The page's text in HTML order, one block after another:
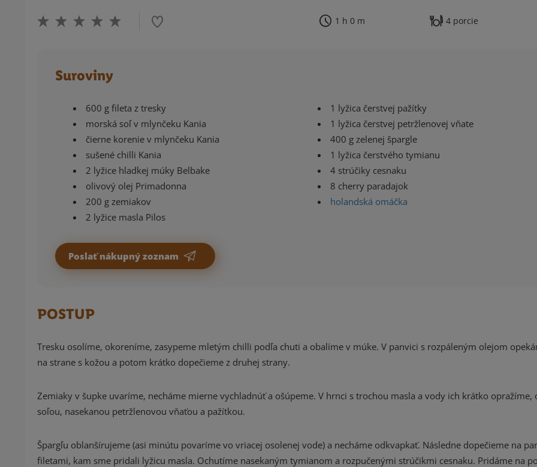
1 h 0 m 4 porcie
Suroviny
600 g fileta z tresky
morská soľ v mlynčeku Kania
čierne korenie v mlynčeku Kania
sušené chilli Kania
2 lyžice hladkej múky Belbake
olivový olej Primadonna
200 g zemiakov
2 lyžice masla Pilos
1 lyžica čerstvej pažítky
1 lyžica čerstvej petržlenovej vňate
400 g zelenej špargle
1 lyžica čerstvého tymianu
4 strúčiky cesnaku
8 cherry paradajok
holandská omáčka
Poslať nákupný zoznam
POSTUP
Tresku osolíme, okoreníme, zasypeme mletým chilli podľa chuti a obalíme v múke. V panvici s rozpáleným olejom
na strane s kožou a potom krátko dopečieme z druhej strany.
Zemiaky v šupke uvaríme, necháme mierne vychladnúť a ošúpeme. V hrnci s trochou masla a vody ich krátko opražíme,
soľou, nasekanou petržlenovou vňaťou a pažítkou.
Špargľu oblanšírujeme (asi minútu povaríme vo vriacej osolenej vode) a necháme odkvapkať. Následne dopečieme na
filetami, kam sme pridali lyžicu masla. Ochutíme nasekaným tymianom a rozpučenými strúčikmi cesnaku. Pridáme na